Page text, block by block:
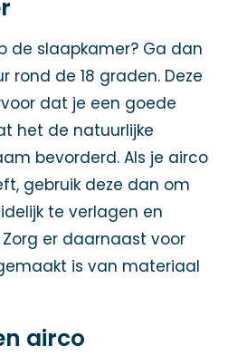
de slaapkamer? Ga dan
rond de 18 graden. Deze
dat je een goede
het de natuurlijke
bevorderd. Als je airco
gebruik deze dan om
te verlagen en
er daarnaast voor
is van materiaal
airco